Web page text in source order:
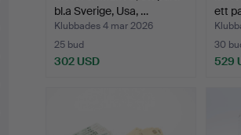
bl.a Sverige, Usa, …
Klubbades 4 mar 2026
25 bud
302 USD
ett
30
529